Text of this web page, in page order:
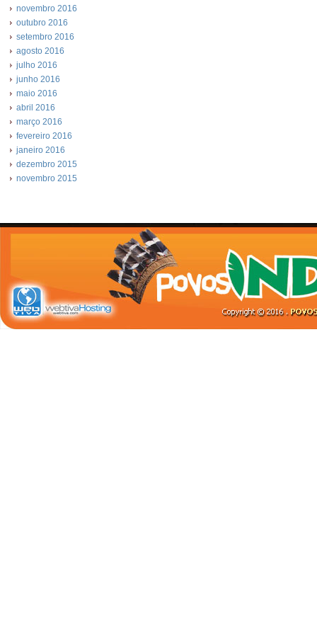
novembro 2016
outubro 2016
setembro 2016
agosto 2016
julho 2016
junho 2016
maio 2016
abril 2016
março 2016
fevereiro 2016
janeiro 2016
dezembro 2015
novembro 2015